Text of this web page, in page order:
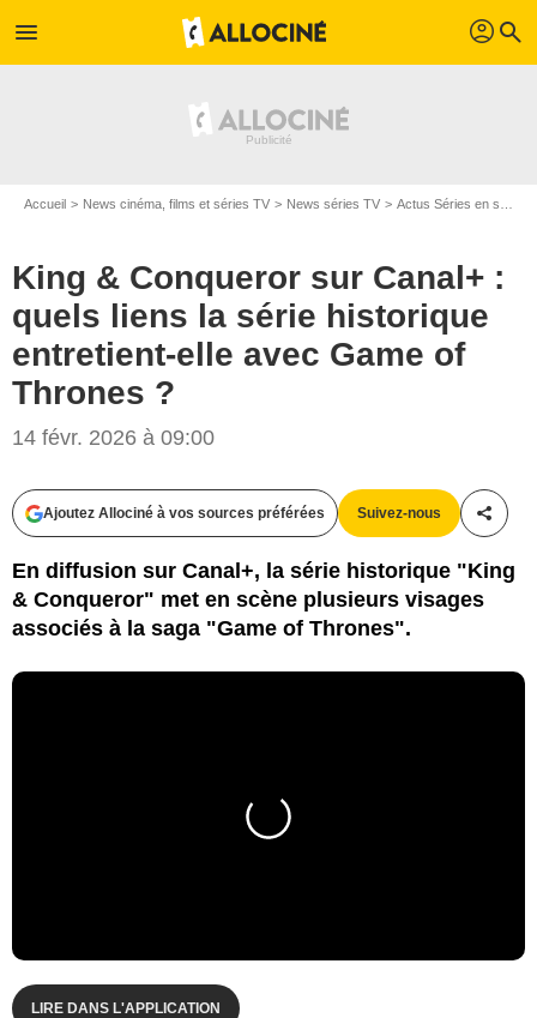
menu profil search
Accueil News cinéma, films et séries TV News séries TV Actus Séries en streaming
King & Conqueror sur Canal+ :
quels liens la série historique
entretient-elle avec Game of
Thrones ?
14 févr. 2026 à 09:00
Ajoutez Allociné à vos sources préférées Suivez-nous
En diffusion sur Canal+, la série historique "King
& Conqueror" met en scène plusieurs visages
associés à la saga "Game of Thrones".
LIRE DANS L'APPLICATION